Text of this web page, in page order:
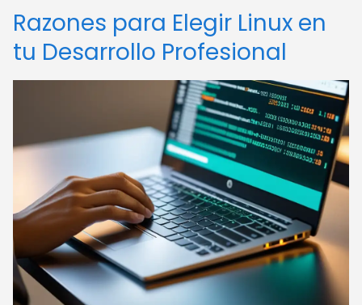
Razones para Elegir Linux en
tu Desarrollo Profesional